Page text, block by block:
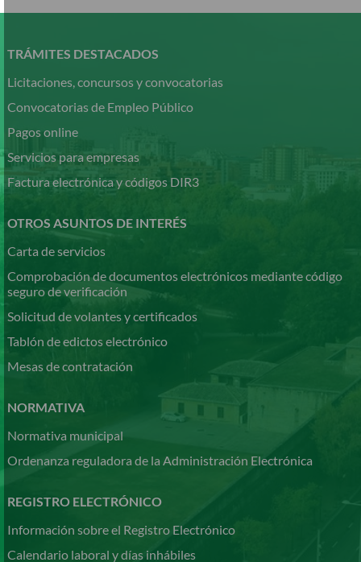
contenido
TRÁMITES DESTACADOS
Licitaciones, concursos y convocatorias
Convocatorias de Empleo Público
Pagos online
Servicios para empresas
Factura electrónica y códigos DIR3
OTROS ASUNTOS DE INTERÉS
Carta de servicios
Comprobación de documentos electrónicos mediante código
seguro de verificación
Solicitud de volantes y certificados
Tablón de edictos electrónico
Mesas de contratación
NORMATIVA
Normativa municipal
Ordenanza reguladora de la Administración Electrónica
REGISTRO ELECTRÓNICO
Información sobre el Registro Electrónico
Calendario laboral y días inhábiles